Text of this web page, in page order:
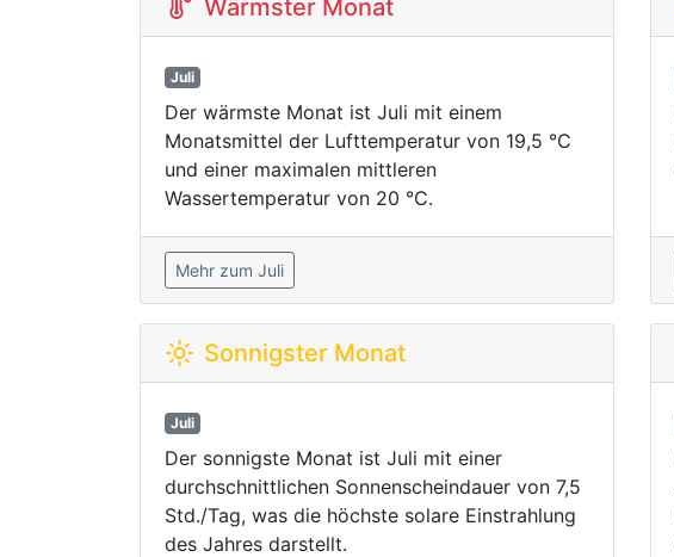
Wärmster Monat
Juli
Der wärmste Monat ist Juli mit einem
Monatsmittel der Lufttemperatur von 19,5 °C
und einer maximalen mittleren
Wassertemperatur von 20 °C.
Mehr zum Juli
Sonnigster Monat
Juli
Der sonnigste Monat ist Juli mit einer
durchschnittlichen Sonnenscheindauer von 7,5
Std./Tag, was die höchste solare Einstrahlung
des Jahres darstellt.